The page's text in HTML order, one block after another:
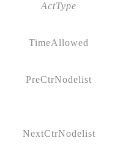
ActType
TimeAllowed
PreCtrNodelist
NextCtrNodelist